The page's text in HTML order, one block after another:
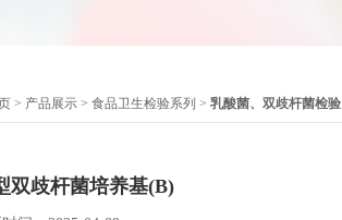
> 产品展示 > 食品卫生检验系列 > 乳酸菌、双歧杆菌检验
双歧杆菌培养基(B)